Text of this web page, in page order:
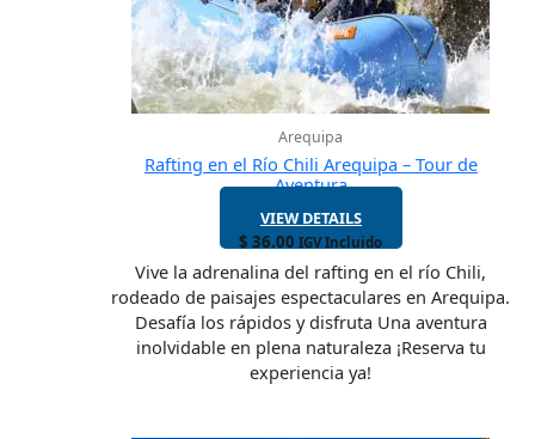
Arequipa
Rafting en el Río Chili Arequipa – Tour de
Aventura
VIEW DETAILS
$ 36.00 IGV Incluido
Vive la adrenalina del rafting en el río Chili,
rodeado de paisajes espectaculares en Arequipa.
Desafía los rápidos y disfruta Una aventura
inolvidable en plena naturaleza ¡Reserva tu
experiencia ya!